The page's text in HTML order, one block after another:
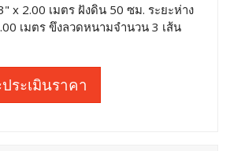
x 2.00 เมตร ฝังดิน 50 ซม. ระยะห่าง
เมตร ขึงลวดหนามจำนวน 3 เส้น
ระเมินราคา